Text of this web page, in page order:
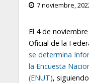
7 noviembre,
El 4 de
Oficial de la
se determina
la Encuesta
(ENUT),